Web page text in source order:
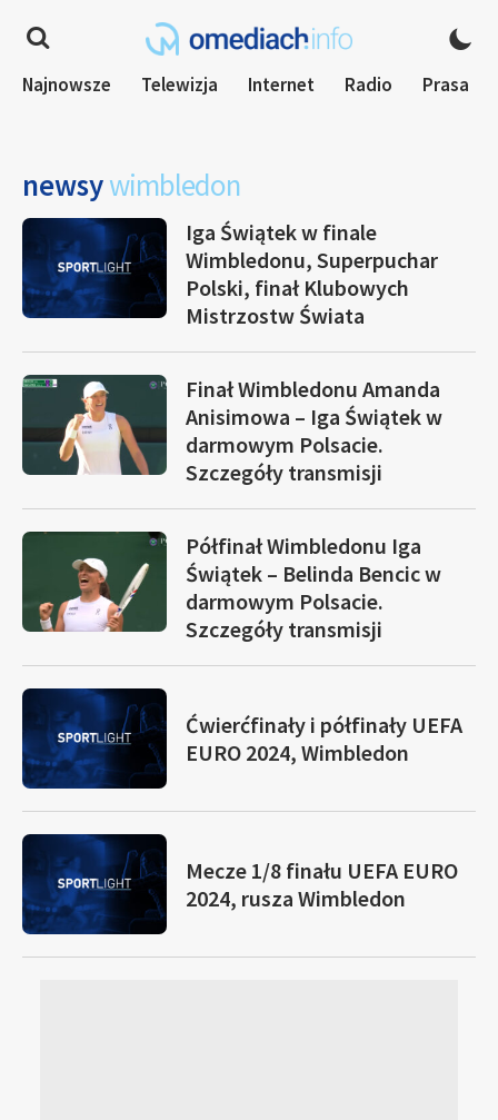
Najnowsze Telewizja Internet Radio Prasa
newsywimbledon
Iga Świątek w finale
Wimbledonu, Superpuchar
Polski, finał Klubowych
Mistrzostw Świata
Finał Wimbledonu Amanda
Anisimowa – Iga Świątek w
darmowym Polsacie.
Szczegóły transmisji
Półfinał Wimbledonu Iga
Świątek – Belinda Bencic w
darmowym Polsacie.
Szczegóły transmisji
Ćwierćfinały i półfinały UEFA
EURO 2024, Wimbledon
Mecze 1/8 finału UEFA EURO
2024, rusza Wimbledon